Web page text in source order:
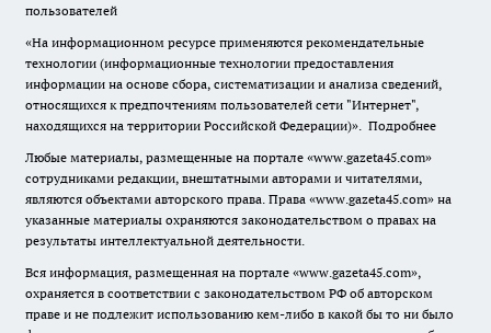
пользователей
«На информационном ресурсе применяются рекомендательные
технологии (информационные технологии предоставления
информации на основе сбора, систематизации и анализа сведений,
относящихся к предпочтениям пользователей сети "Интернет",
находящихся на территории Российской Федерации)». Подробнее
Любые материалы, размещенные на портале «www.gazeta45.com»
сотрудниками редакции, внештатными авторами и читателями,
являются объектами авторского права. Права «www.gazeta45.com» на
указанные материалы охраняются законодательством о правах на
результаты интеллектуальной деятельности.
Вся информация, размещенная на портале «www.gazeta45.com»,
охраняется в соответствии с законодательством РФ об авторском
праве и не подлежит использованию кем-либо в какой бы то ни было